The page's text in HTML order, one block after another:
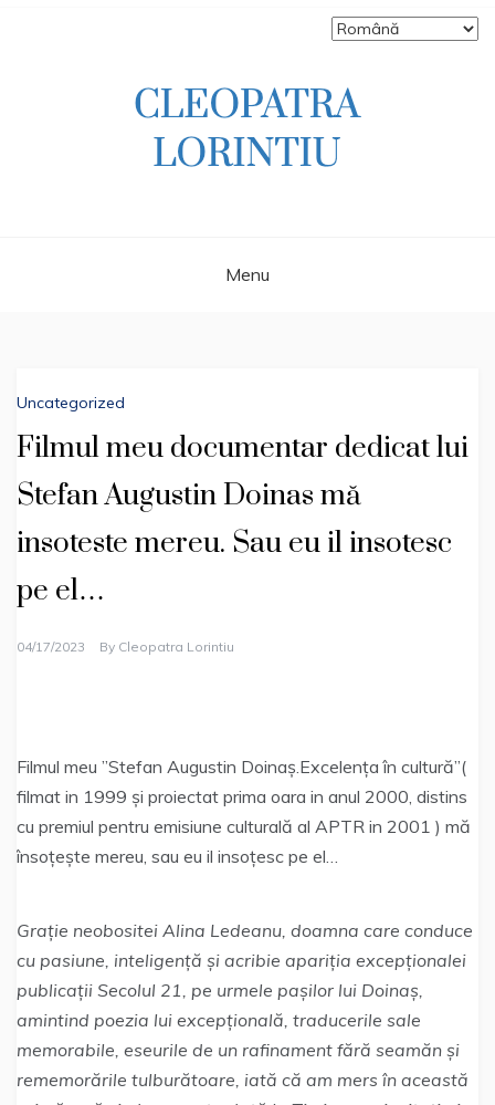
Menu
Uncategorized
Filmul meu documentar dedicat lui
Stefan Augustin Doinas mă
insoteste mereu. Sau eu il insotesc
pe el…
04/17/2023 By Cleopatra Lorintiu
Filmul meu ”Stefan Augustin Doinaș.Excelența în cultură”(
filmat in 1999 și proiectat prima oara in anul 2000, distins
cu premiul pentru emisiune culturală al APTR in 2001 ) mă
însoțește mereu, sau eu il insoțesc pe el…
Grație neobositei Alina Ledeanu, doamna care conduce
cu pasiune, inteligență și acribie apariția excepționalei
publicații Secolul 21, pe urmele pașilor lui Doinaș,
amintind poezia lui excepțională, traducerile sale
memorabile, eseurile de un rafinament fără seamăn și
rememorările tulburătoare, iată că am mers în această